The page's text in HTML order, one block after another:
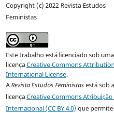
Copyright (c) 2022 Revista Estudos
Feministas
Este trabalho está licenciado sob uma
licençaCreative Commons
International License.
ARevista Estudos Feministasestá sob a
licençaCreative Commons Atribuição
Internacional (CC BY 4.0) que